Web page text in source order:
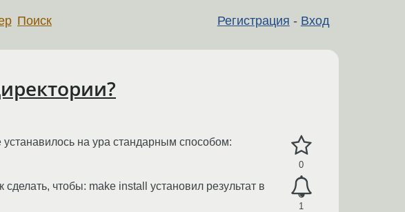
Регистрация - Вход
Поиск
0
1
на ура стандарным способом:
сделать, чтобы: make install установил результат в